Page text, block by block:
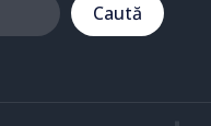
Caută